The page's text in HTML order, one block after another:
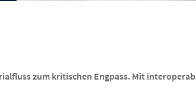
zum kritischen Engpass. Mit